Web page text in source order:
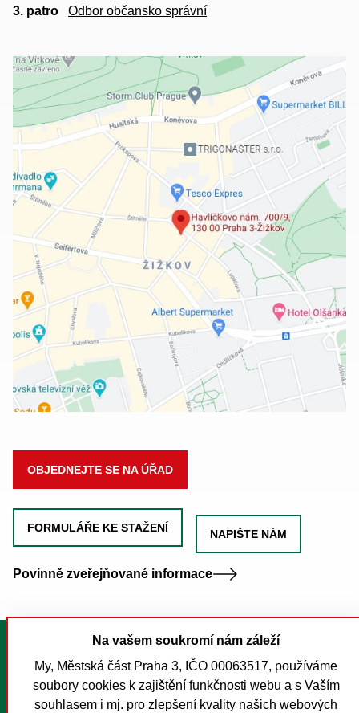
Na vašem soukromí nám záleží
My, Městská část Praha 3, IČO 00063517, používáme
soubory cookies k zajištění funkčnosti webu a s Vaším
souhlasem i mj. pro zlepšení kvality našich webových
3. patro Odbor občansko správní
OBJEDNEJTE SE NA ÚŘAD
FORMULÁŘE KE STAŽENÍ NAPIŠTE NÁM
Povinně zveřejňované informace
Tisk stránky
Mapa stránek
Prohlášení o přístupnosti